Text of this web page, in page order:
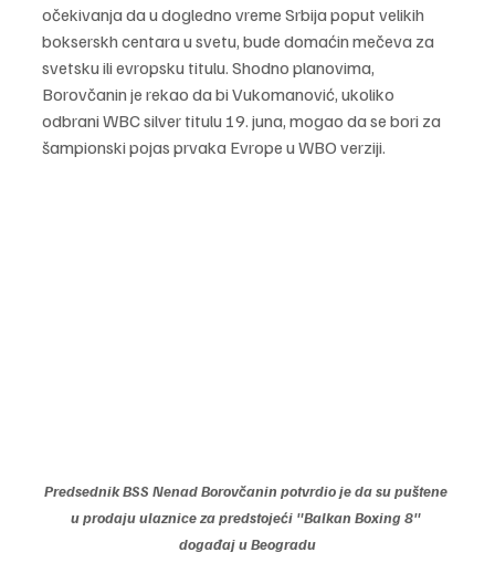
očekivanja da u dogledno vreme Srbija poput velikih
bokserskh centara u svetu, bude domaćin mečeva za
svetsku ili evropsku titulu. Shodno planovima,
Borovčanin je rekao da bi Vukomanović, ukoliko
odbrani WBC silver titulu 19. juna, mogao da se bori za
šampionski pojas prvaka Evrope u WBO verziji.
Predsednik BSS Nenad Borovčanin potvrdio je da su puštene
u prodaju ulaznice za predstojeći "Balkan Boxing 8"
događaj u Beogradu